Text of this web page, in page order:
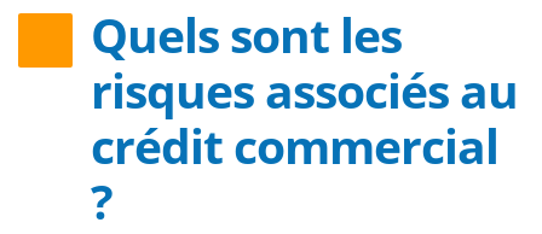
Quels sont les
risques associés au
crédit commercial
?